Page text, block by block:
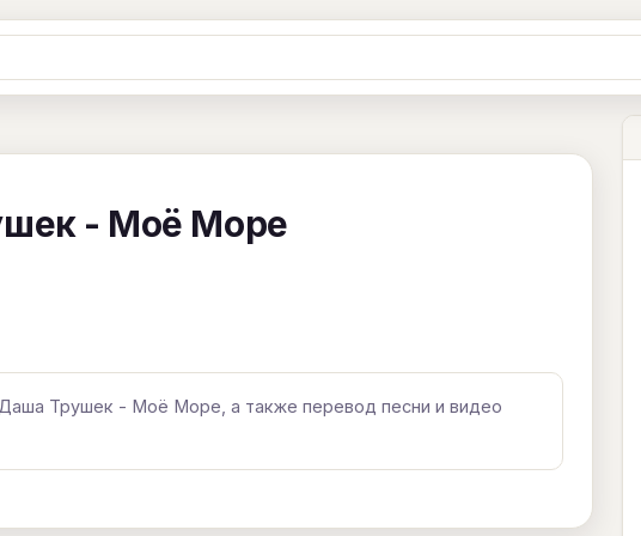
С
L
Y #
- Моё Море
Даша Трушек - Моё Море, а также перевод песни и видео